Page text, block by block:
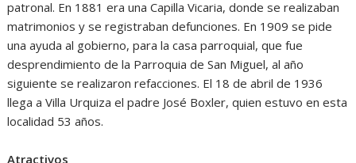
patronal. En 1881 era una Capilla Vicaria, donde se realizaban
matrimonios y se registraban defunciones. En 1909 se pide
una ayuda al gobierno, para la casa parroquial, que fue
desprendimiento de la Parroquia de San Miguel, al año
siguiente se realizaron refacciones. El 18 de abril de 1936
llega a Villa Urquiza el padre José Boxler, quien estuvo en esta
localidad 53 años.
Atractivos